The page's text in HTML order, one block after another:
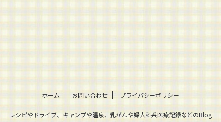
ホーム お問い合わせ プライバシーポリシー
レシピやドライブ、キャンプや温泉、乳がんや婦人科系医療記録などのBlog